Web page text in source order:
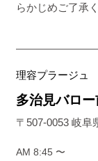
らかじめご了承
理容プラージュ
多治見バロ
〒507-0053 岐阜
AM 8:45 〜